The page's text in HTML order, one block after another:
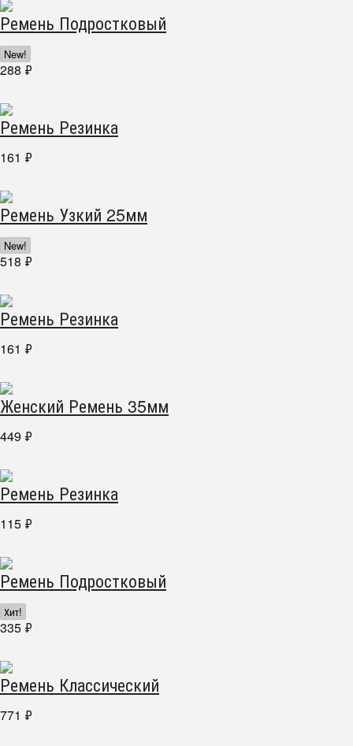
Ремень Подростковый
New!
288 ₽
Ремень Резинка
161 ₽
Ремень Узкий 25мм
New!
518 ₽
Ремень Резинка
161 ₽
Женский Ремень 35мм
449 ₽
Ремень Резинка
115 ₽
Ремень Подростковый
Хит!
335 ₽
Ремень Классический
771 ₽